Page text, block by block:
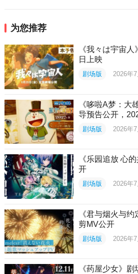
为您推荐
《我々は宇宙
日上映
剧场版 2026年7
《哆啦A梦：大
导预告公开，
剧场版 2026年
《乐园追放 心
开
剧场版 2026年7
《君与烟火与
剪MV公开
剧场版 2026年
《药屋少女》